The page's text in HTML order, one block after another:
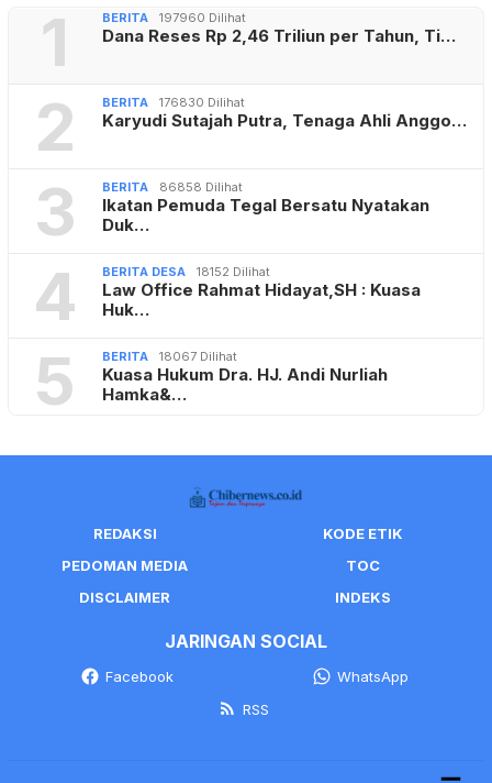
1 BERITA 197960 Dilihat
Dana Reses Rp 2,46 Triliun per Tahun, Ti…
2 BERITA 176830 Dilihat
Karyudi Sutajah Putra, Tenaga Ahli Anggo…
3 BERITA 86858 Dilihat
Ikatan Pemuda Tegal Bersatu Nyatakan
Duk…
4 BERITA DESA 18152 Dilihat
Law Office Rahmat Hidayat,SH : Kuasa
Huk…
5 BERITA 18067 Dilihat
Kuasa Hukum Dra. HJ. Andi Nurliah
Hamka&…
REDAKSI
KODE ETIK
PEDOMAN MEDIA
TOC
DISCLAIMER
INDEKS
JARINGAN SOCIAL
Facebook
WhatsApp
RSS